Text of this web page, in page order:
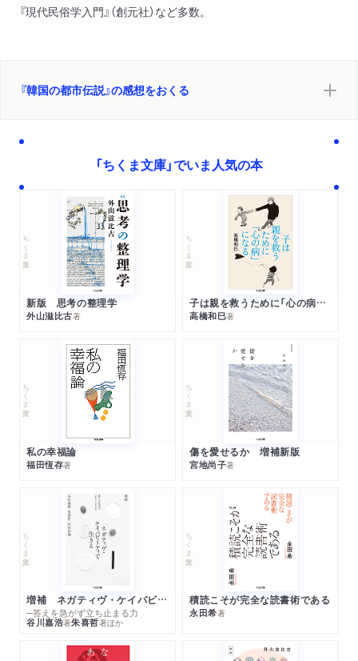
『現代民俗学入門』（創元社）など多数。
『韓国の都市伝説』の感想をおくる
「ちくま文庫」でいま人気の本
ちくま文庫
新版 思考の整理学
外山滋比古著
ちくま文庫
子は親を救うために「心の病」になる
高橋和巳著
ちくま文庫
私の幸福論
福田恆存著
ちくま文庫
傷を愛せるか 増補新版
宮地尚子著
ちくま文庫
増補 ネガティヴ・ケイパビリティで生きる
─答えを急がず立ち止まる力
谷川嘉浩著朱喜哲著ほか
ちくま文庫
積読こそが完全な読書術である
永田希著